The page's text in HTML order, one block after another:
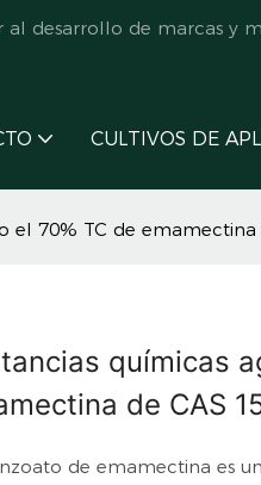
desarrollo de marcas y
CULTIVOS DE
el 70% TC de emamectina
químicas
de CAS
de emamectina es